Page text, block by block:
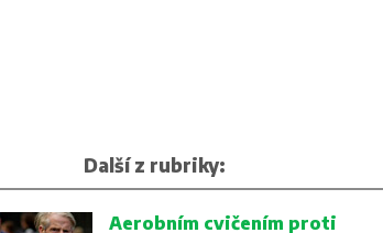
Další z rubriky:
Aerobním cvičením proti